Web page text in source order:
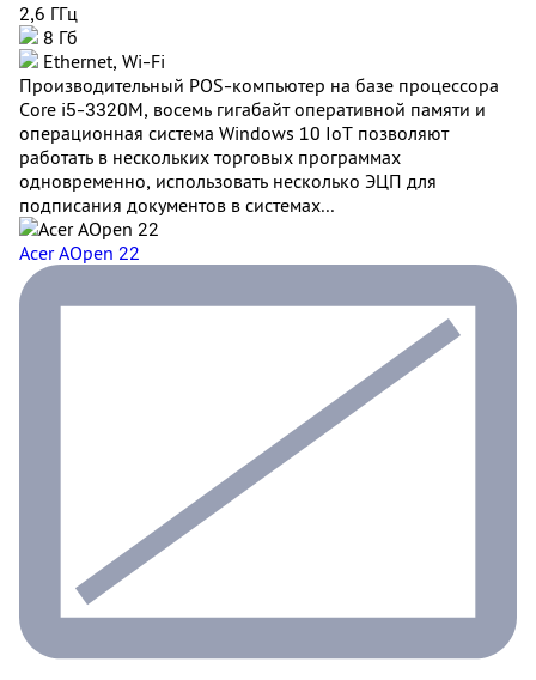
2,6 ГГц
8 Гб
Ethernet, Wi-Fi
Производительный POS-компьютер на базе процессора
Core i5-3320M, восемь гигабайт оперативной памяти и
операционная система Windows 10 IoT позволяют
работать в нескольких торговых программах
одновременно, использовать несколько ЭЦП для
подписания документов в системах...
Acer AOpen 22